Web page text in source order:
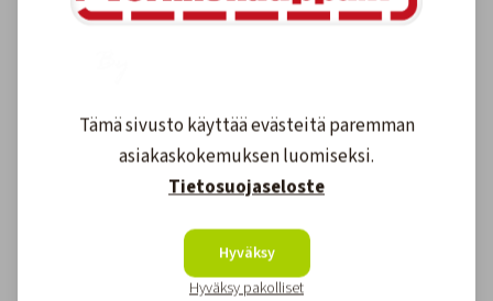
arvostelut
Kirjoita arvostelu
Tämä sivusto käyttää evästeitä paremman
asiakaskokemuksen luomiseksi.
Tietosuojaseloste
Hyväksy
Hyväksy pakolliset